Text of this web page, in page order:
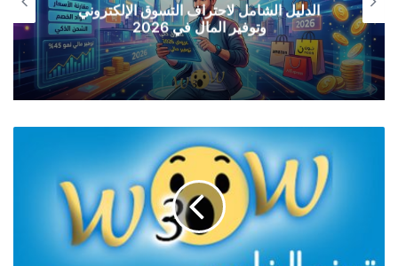
الدليل الشامل لاحتراف التسوق الإلكتروني
وتوفير المال في 2026